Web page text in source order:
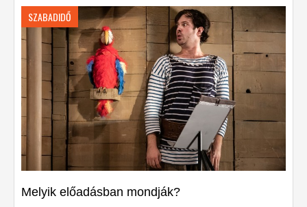
SZABADIDŐ
Melyik előadásban mondják?